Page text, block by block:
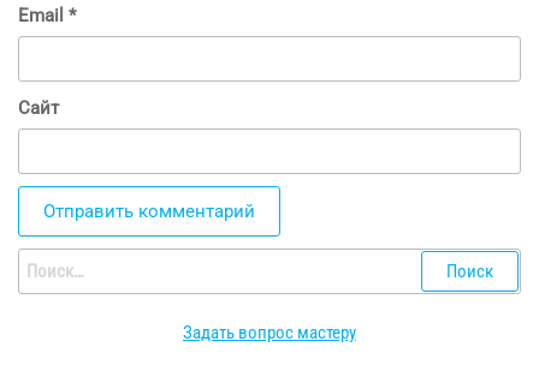
Email *
Сайт
Найти:
Задать вопрос мастеру